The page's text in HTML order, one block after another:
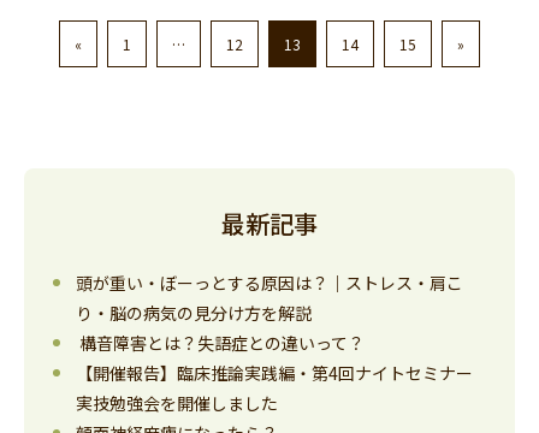
« 1 … 12 13 14 15 »
最新記事
頭が重い・ぼーっとする原因は？｜ストレス・肩こ
り・脳の病気の見分け方を解説
構音障害とは？失語症との違いって？
【開催報告】臨床推論実践編・第4回ナイトセミナー
実技勉強会を開催しました